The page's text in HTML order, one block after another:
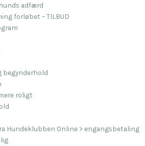
adfærd
forløbet – TILBUD
begynderhold
roligt
Hundeklubben Online > engangsbetaling